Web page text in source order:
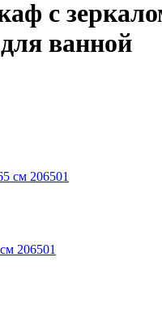
с
ванной
206501